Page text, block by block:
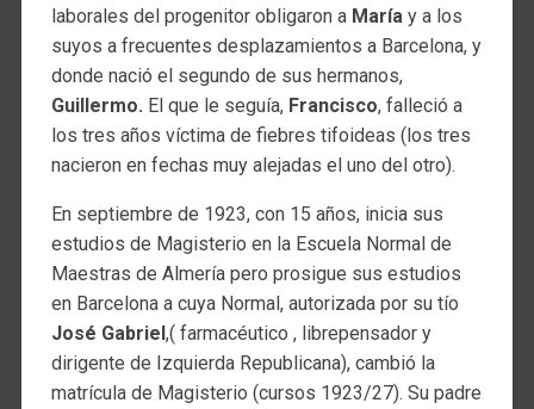
laborales del progenitor obligaron a María y a los
suyos a frecuentes desplazamientos a Barcelona, y
donde nació el segundo de sus hermanos,
Guillermo. El que le seguía, Francisco, falleció a
los tres años víctima de fiebres tifoideas (los tres
nacieron en fechas muy alejadas el uno del otro).
En septiembre de 1923, con 15 años, inicia sus
estudios de Magisterio en la Escuela Normal de
Maestras de Almería pero prosigue sus estudios
en Barcelona a cuya Normal, autorizada por su tío
José Gabriel,( farmacéutico , librepensador y
dirigente de Izquierda Republicana), cambió la
matrícula de Magisterio (cursos 1923/27). Su padre